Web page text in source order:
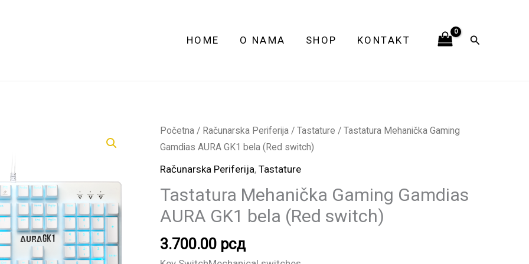
HOME O NAMA SHOP KONTAKT Pretraga
Početna / Računarska Periferija /Tastature / Tastatura Mehanička Gaming
Gamdias AURA GK1 bela (Red switch)
Računarska Periferija,Tastature
Tastatura Mehanička Gaming Gamdias
AURA GK1 bela (Red switch)
3.700.00 рсд
Tastatura
Mehanička
Gaming
AURA
GK1
(Red